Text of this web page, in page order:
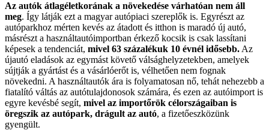
Az autók átlagéletkorának a növekedése várhatóan nem áll
meg. Így látják ezt a magyar autópiaci szereplők is. Egyrészt az
autóparkhoz mérten kevés az átadott és itthon is maradó új autó,
másrészt a használtautóimportban érkező kocsik is csak lassítani
képesek a tendenciát, mivel 63 százalékuk 10 évnél idősebb. Az
újautó eladások az egymást követő válsághelyzetekben, amelyek
sújtják a gyártást és a vásárlóerőt is, vélhetően nem fognak
növekedni. A használtautók ára is folyamatosan nő, tehát nehezebb a
fiatalító váltás az autótulajdonosok számára, és ezen az autóimport is
egyre kevésbé segít, mivel az importőrök célországaiban is
öregszik az autópark, drágult az autó, a fizetőeszközünk
gyengült.